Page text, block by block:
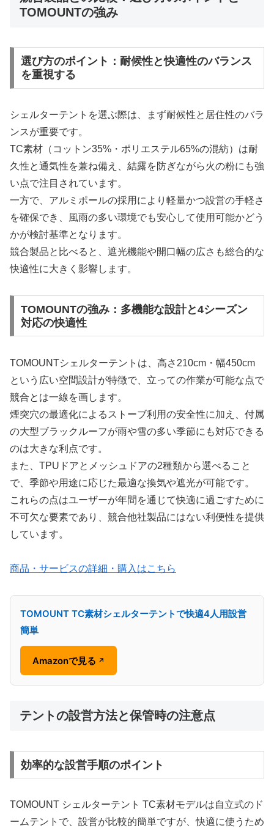
TOMOUNTの強み
選び方のポイント：耐候性と快適性のバランス
を重視する
シェルターテントを選ぶ際は、まず耐候性と居住性のバラ
ンスが重要です。
TC素材（コットン35%・ポリエステル65%の混紡）は耐
久性と通気性を兼ね備え、結露を防ぎながら火の粉にも強
い点で注目されています。
一方で、アルミポールの採用により軽量かつ設営の手軽さ
を確保でき、風雨の多い環境でも安心して使用可能かどう
かが検討基準となります。
競合製品と比べると、遮光機能や開口幅の広さも総合的な
快適性に大きく影響します。
TOMOUNTの強み：多機能な設計と4シーズン
対応の快適性
TOMOUNTシェルターテントは、高さ210cm・幅450cm
という広い空間設計が特徴で、立っての作業が可能な点で
競合とは一線を画します。
煙突穴の最適化によるストーブ利用の安全性に加え、付属
の大型ブラックルーフが雨や雪の多い季節にも対応できる
のは大きな利点です。
また、TPUドアとメッシュドアの2種類から選べること
で、季節や用途に応じた最適な換気や遮光が可能です。
これらの点はユーザーが年間を通じて快適に過ごすために
不可欠な要素であり、競合他社製品にはない利便性を提供
しています。
商品・サービスの詳細・購入はこちら
TOMOUNT TC素材シェルターテントで快適4人用設営
簡単
Amazonで見る ↗
テントの設営方法と保管時の注意点
効率的な設営手順のポイント
TOMOUNT シェルターテント TC素材モデルは自立式のド
ームテントで、設営が比較的簡単ですが、快適に使うため